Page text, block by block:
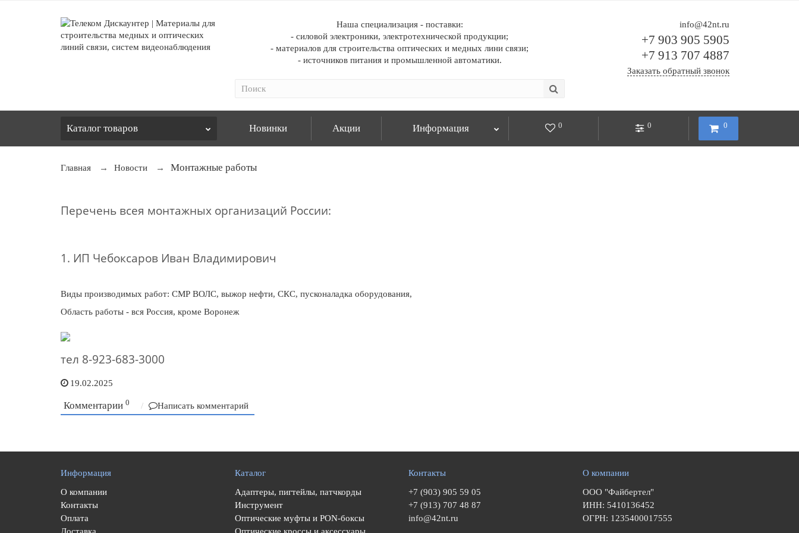
Наша специализация - поставки:
- силовой электроники, электротехнической продукции;
- материалов для строительства оптических и медных лини связи;
- источников питания и промышленной автоматики.
info@42nt.ru
+7 903 905 5905
+7 913 707 4887
Заказать обратный звонок
Каталог товаров Новинки Акции Информация 0 0 0
Главная Новости Монтажные работы
Перечень всея монтажных организаций России:
1. ИП Чебоксаров Иван Владимирович
Виды производимых работ: СМР ВОЛС, выжор нефти, СКС, пусконаладка оборудования,
Область работы - вся Россия, кроме Воронеж
тел 8-923-683-3000
19.02.2025
Комментарии 0 Написать комментарий
Информация
О компании
Контакты
Оплата
Каталог
Адаптеры, пигтейлы, патчкорды
Инструмент
Оптические муфты и PON-боксы
Контакты
+7 (903) 905 59 05
+7 (913) 707 48 87
info@42nt.ru
О компании
ООО "Файбертел"
ИНН: 5410136452
ОГРН: 1235400017555